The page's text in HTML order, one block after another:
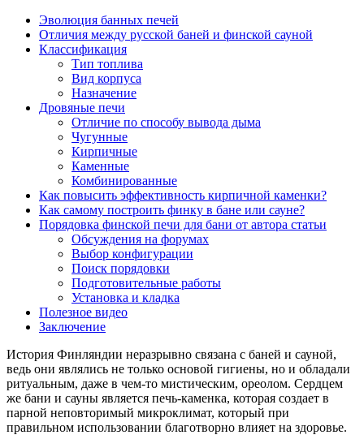
Эволюция банных печей
Отличия между русской баней и финской сауной
Классификация
Тип топлива
Вид корпуса
Назначение
Дровяные печи
Отличие по способу вывода дыма
Чугунные
Кирпичные
Каменные
Комбинированные
Как повысить эффективность кирпичной каменки?
Как самому построить финку в бане или сауне?
Порядовка финской печи для бани от автора статьи
Обсуждения на форумах
Выбор конфигурации
Поиск порядовки
Подготовительные работы
Установка и кладка
Полезное видео
Заключение
История Финляндии неразрывно связана с баней и сауной,
ведь они являлись не только основой гигиены, но и обладали
ритуальным, даже в чем-то мистическим, ореолом. Сердцем
же бани и сауны является печь-каменка, которая создает в
парной неповторимый микроклимат, который при
правильном использовании благотворно влияет на здоровье.